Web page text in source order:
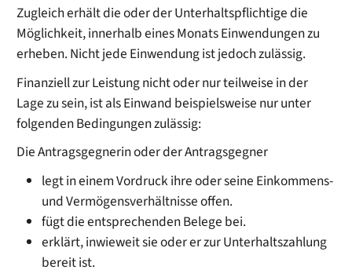
Zugleich erhält die oder der Unterhaltspflichtige die
Möglichkeit, innerhalb eines Monats Einwendungen zu
erheben. Nicht jede Einwendung ist jedoch zulässig.
Finanziell zur Leistung nicht oder nur teilweise in der
Lage zu sein, ist als Einwand beispielsweise nur unter
folgenden Bedingungen zulässig:
Die Antragsgegnerin oder der Antragsgegner
legt in einem Vordruck ihre oder seine Einkommens-
und Vermögensverhältnisse offen.
fügt die entsprechenden Belege bei.
erklärt, inwieweit sie oder er zur Unterhaltszahlung
bereit ist.